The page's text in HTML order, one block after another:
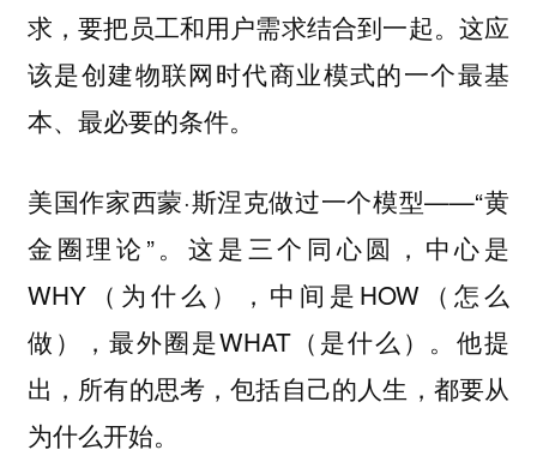
求，要把员工和用户需求结合到一起。这应
该是创建物联网时代商业模式的一个最基
本、最必要的条件。
美国作家西蒙·斯涅克做过一个模型——“黄
金圈理论”。这是三个同心圆，中心是
WHY（为什么），中间是HOW（怎么
做），最外圈是WHAT（是什么）。他提
出，所有的思考，包括自己的人生，都要从
为什么开始。